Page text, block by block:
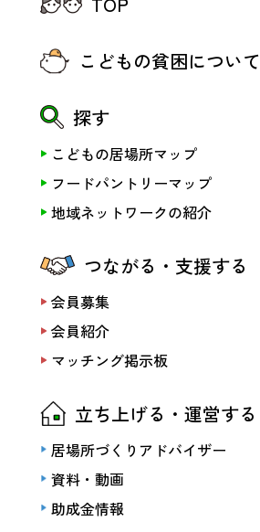
こどもの貧困について
探す
こどもの居場所マップ
フードパントリーマップ
地域ネットワークの紹介
つながる・支援する
会員募集
会員紹介
マッチング掲示板
立ち上げる・運営する
居場所づくりアドバイザー
資料・動画
助成金情報